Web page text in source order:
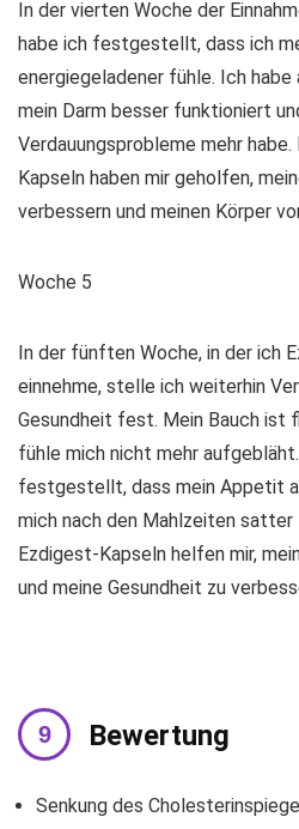
In der vierten Woche der
habe ich festgestellt, dass ich
energiegeladener fühle. Ich
mein Darm besser funktioniert
Verdauungsprobleme mehr
Kapseln haben mir geholfen,
verbessern und meinen Körper
Woche 5
In der fünften Woche, in der ich
einnehme, stelle ich weiterhin
Gesundheit fest. Mein Bauch ist
fühle mich nicht mehr
festgestellt, dass mein Appetit
mich nach den Mahlzeiten satter
Ezdigest-Kapseln helfen mir,
und meine Gesundheit zu
Bewertung
Senkung des